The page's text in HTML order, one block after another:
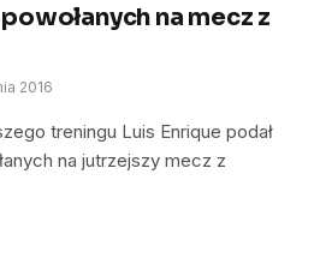
na mecz z
2016
treningu Luis Enrique podał
na jutrzejszy mecz z